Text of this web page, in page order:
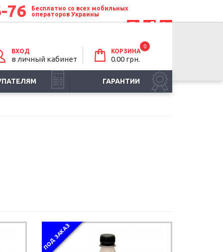
76
Бесплатно со всех мобильных
операторов Украины
ВХОД
в личный кабинет
КОРЗИНА
0
0.00 грн.
ГАРАНТИИ
ПОД ЗАКАЗ